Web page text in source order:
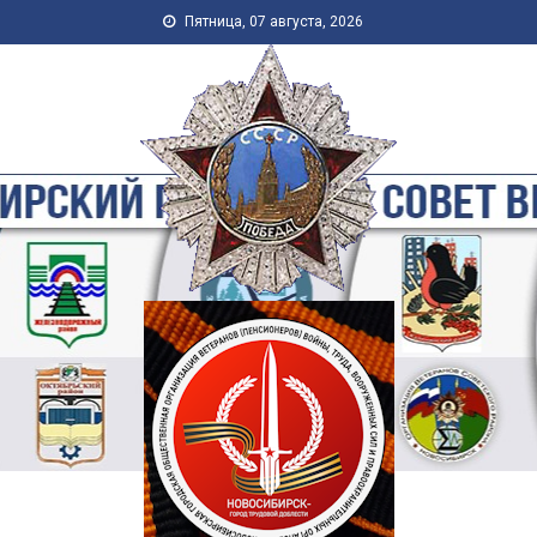
Пятница, 07 августа, 2026
Новосибирская Городская
Общественная Организация
Ветеранов-Пенсионеров
Войны, Труда, Военной
Службы и